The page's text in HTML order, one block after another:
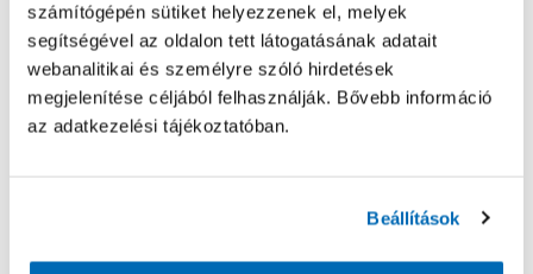
számítógépén sütiket helyezzenek el, melyek
segítségével az oldalon tett látogatásának adatait
webanalitikai és személyre szóló hirdetések
megjelenítése céljából felhasználják. Bővebb információ
az adatkezelési tájékoztatóban.
Beállítások